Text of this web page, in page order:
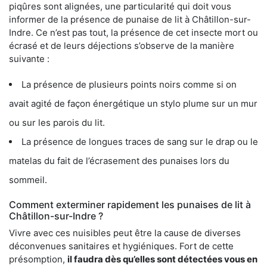
piqûres sont alignées, une particularité qui doit vous
informer de la présence de punaise de lit à Châtillon-sur-
Indre. Ce n’est pas tout, la présence de cet insecte mort ou
écrasé et de leurs déjections s’observe de la manière
suivante :
La présence de plusieurs points noirs comme si on
avait agité de façon énergétique un stylo plume sur un mur
ou sur les parois du lit.
La présence de longues traces de sang sur le drap ou le
matelas du fait de l’écrasement des punaises lors du
sommeil.
Comment exterminer rapidement les punaises de lit à
Châtillon-sur-Indre ?
Vivre avec ces nuisibles peut être la cause de diverses
déconvenues sanitaires et hygiéniques. Fort de cette
présomption, il faudra dès qu’elles sont détectées vous en